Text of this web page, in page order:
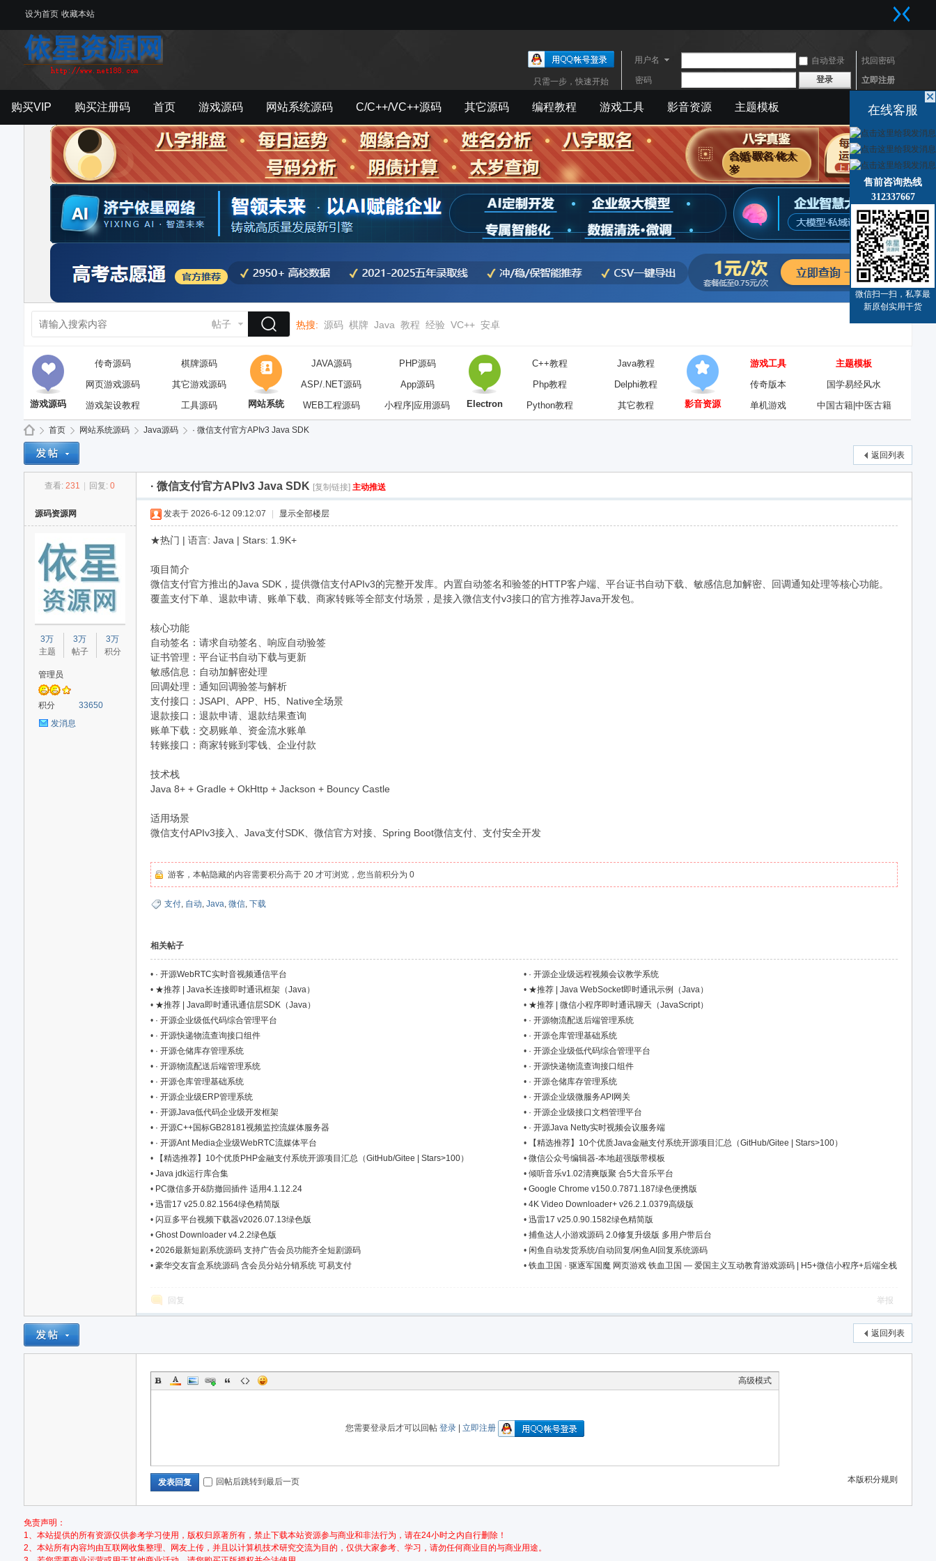
设为首页 收藏本站
用户名 自动登录
找回密码
密码
登录 立即注册
只需一步，快速开始
快捷导航
购买VIP 购买注册码 首页 游戏源码 网站系统源码 C/C++/VC++源码 其它源码 编程教程 游戏工具 影音资源 主题模板
帖子 热搜: 源码 棋牌 Java 教程 经验 VC++ 安卓
游戏源码
传奇源码
棋牌源码
网页游戏源码
其它游戏源码
游戏架设教程
工具源码 网站系统
JAVA源码
PHP源码
ASP/.NET源码
App源码
WEB工程源码
小程序|应用源码 Electron
C++教程
Java教程
Php教程
Delphi教程
Python教程
其它教程 影音资源
游戏工具
主题模板
传奇版本
国学易经风水
单机游戏
中国古籍|中医古籍
网,
首页
›
网站系统源码 Java源码
›
· 微信支付官方APIv3 Java SDK
返回列表
查看: 231 回复: 0 · 微信支付官方APIv3 Java SDK [复制链接] 主动推送
源码资源网
3万
主题
3万
帖子
3万
积分
管理员
积分
33650
发消息
发表于 2026-6-12 09:12:07 显示全部楼层
★热门 | 语言: Java | Stars: 1.9K+
项目简介
微信支付官方推出的Java SDK，提供微信支付APIv3的完整开发库。内置自动签名和验签的HTTP客户端、平台证书自动下载、敏感信息加解密、回调通知处理等核心功能。
覆盖支付下单、退款申请、账单下载、商家转账等全部支付场景，是接入微信支付v3接口的官方推荐Java开发包。
核心功能
自动签名：请求自动签名、响应自动验签
证书管理：平台证书自动下载与更新
敏感信息：自动加解密处理
回调处理：通知回调验签与解析
支付接口：JSAPI、APP、H5、Native全场景
退款接口：退款申请、退款结果查询
账单下载：交易账单、资金流水账单
转账接口：商家转账到零钱、企业付款
技术栈
Java 8+ + Gradle + OkHttp + Jackson + Bouncy Castle
适用场景
微信支付APIv3接入、Java支付SDK、微信官方对接、Spring Boot微信支付、支付安全开发
游客，本帖隐藏的内容需要积分高于 20 才可浏览，您当前积分为 0
支付, 自动, Java, 微信, 下载
相关帖子
• · 开源WebRTC实时音视频通信平台 • · 开源企业级远程视频会议教学系统
• ★推荐 | Java长连接即时通讯框架（Java） • ★推荐 | Java WebSocket即时通讯示例（Java）
• ★推荐 | Java即时通讯通信层SDK（Java） • ★推荐 | 微信小程序即时通讯聊天（JavaScript）
• · 开源企业级低代码综合管理平台 • · 开源物流配送后端管理系统
• · 开源快递物流查询接口组件 • · 开源仓库管理基础系统
• · 开源仓储库存管理系统 • · 开源企业级低代码综合管理平台
• · 开源物流配送后端管理系统 • · 开源快递物流查询接口组件
• · 开源仓库管理基础系统 • · 开源仓储库存管理系统
• · 开源企业级ERP管理系统 • · 开源企业级微服务API网关
• · 开源Java低代码企业级开发框架 • · 开源企业级接口文档管理平台
• · 开源C++国标GB28181视频监控流媒体服务器 • · 开源Java Netty实时视频会议服务端
• · 开源Ant Media企业级WebRTC流媒体平台 •
【精选推荐】10个优质Java金融支付系统开源项目汇总（GitHub/Gitee | Stars>100）
•
【精选推荐】10个优质PHP金融支付系统开源项目汇总（GitHub/Gitee | Stars>100） •微信公众号编辑器-本地超强版带模板
• Java jdk运行库合集 •倾听音乐v1.02清爽版聚 合5大音乐平台
• PC微信多开&防撤回插件 适用4.1.12.24 •Google Chrome v150.0.7871.187绿色便携版
• 迅雷17 v25.0.82.1564绿色精简版 •4K Video Downloader+ v26.2.1.0379高级版
• 闪豆多平台视频下载器v2026.07.13绿色版 •迅雷17 v25.0.90.1582绿色精简版
• Ghost Downloader v4.2.2绿色版 •捕鱼达人小游戏源码 2.0修复升级版 多用户带后台
• 2026最新短剧系统源码 支持广告会员功能齐全短剧源码 • 闲鱼自动发货系统/自动回复/闲鱼AI回复系统源码
• 豪华交友盲盒系统源码 含会员分站分销系统 可易支付 •铁血卫国 · 驱逐军国魔 网页游戏 铁血卫国 — 爱国主义互动教育游戏源码 | H5+微信小程序+后端全栈
回复 举报
返回列表
高级模式
您需要登录后才可以回帖 登录| 立即注册
本版积分规则
发表回复 回帖后跳转到最后一页
免责声明：
1、本站提供的所有资源仅供参考学习使用，版权归原著所有，禁止下载本站资源参与商业和非法行为，请在24小时之内自行删除！
2、本站所有内容均由互联网收集整理、网友上传，并且以计算机技术研究交流为目的，仅供大家参考、学习，请勿任何商业目的与商业用途。
在线客服
售前咨询热线
312337667
微信扫一扫，私享最
新原创实用干货